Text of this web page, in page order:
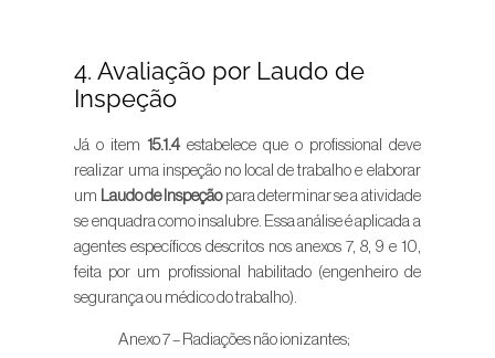
4. Avaliação por Laudo de
Inspeção
Já o item 15.1.4estabelece que o profissional deve
realizar uma inspeção no local de trabalho e elaborar
um Laudo de Inspeçãopara determinar se a atividade
se enquadra como insalubre. Essa análise é aplicada a
agentes específicos descritos nos anexos 7, 8, 9 e 10,
feita por um profissional habilitado (engenheiro de
segurança ou médico do trabalho).
Anexo 7 – Radiações não ionizantes;